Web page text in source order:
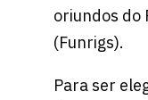
oriundos do
(Funrigs).
Para ser